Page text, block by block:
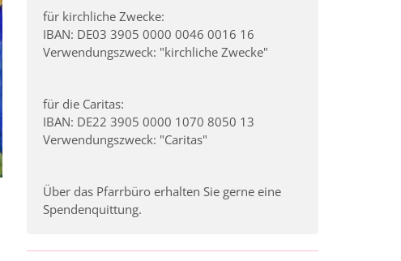
für kirchliche Zwecke:
IBAN: DE03 3905 0000 0046 0016 16
Verwendungszweck: "kirchliche Zwecke"
für die Caritas:
IBAN: DE22 3905 0000 1070 8050 13
Verwendungszweck: "Caritas"
Über das Pfarrbüro erhalten Sie gerne eine
Spendenquittung.